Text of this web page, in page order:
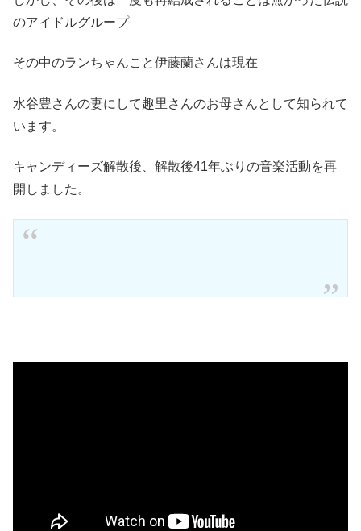
のアイドルグループ
その中のランちゃんこと伊藤蘭さんは現在
水谷豊さんの妻にして趣里さんのお母さんとして知られて
います。
キャンディーズ解散後、解散後41年ぶりの音楽活動を再
開しました。